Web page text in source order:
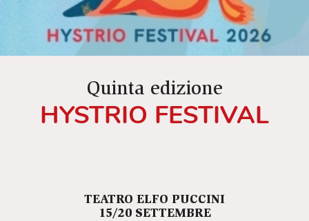
Quinta edizione
HYSTRIO FESTIVAL
TEATRO ELFO PUCCINI
15/20 SETTEMBRE